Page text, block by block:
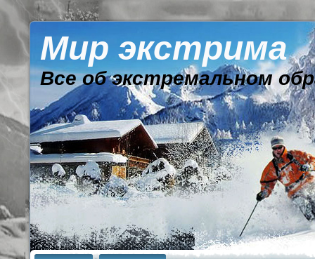
Мир экстрима
Все об экстремальном